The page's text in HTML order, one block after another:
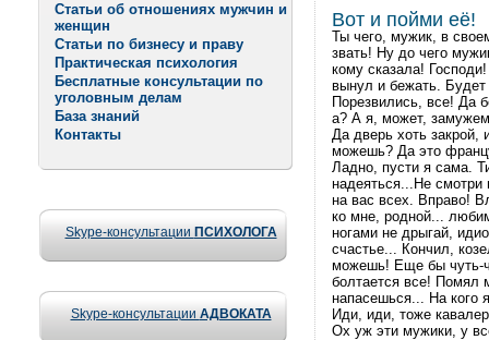
Статьи об отношениях мужчин и
женщин
Статьи по бизнесу и праву
Практическая психология
Бесплатные консультации по
уголовным делам
База знаний
Контакты
Skype-консультации ПСИХОЛОГА
Skype-консультации АДВОКАТА
Вот и пойми её!
Ты чего, мужик, в
звать! Ну до чего
кому сказала!
вынул и бежать. Будет
Порезвились, все! Да
а? А я, может,
Да дверь хоть
можешь? Да это
Ладно, пусти я сама.
надеяться...Не
на вас всех. Вправо!
ко мне, родной...
ногами не дрыгай,
счастье... Кончил,
можешь! Еще бы чуть-
болтается все! Помял
напасешься... На кого
Иди, иди, тоже
Ох уж эти мужики, у